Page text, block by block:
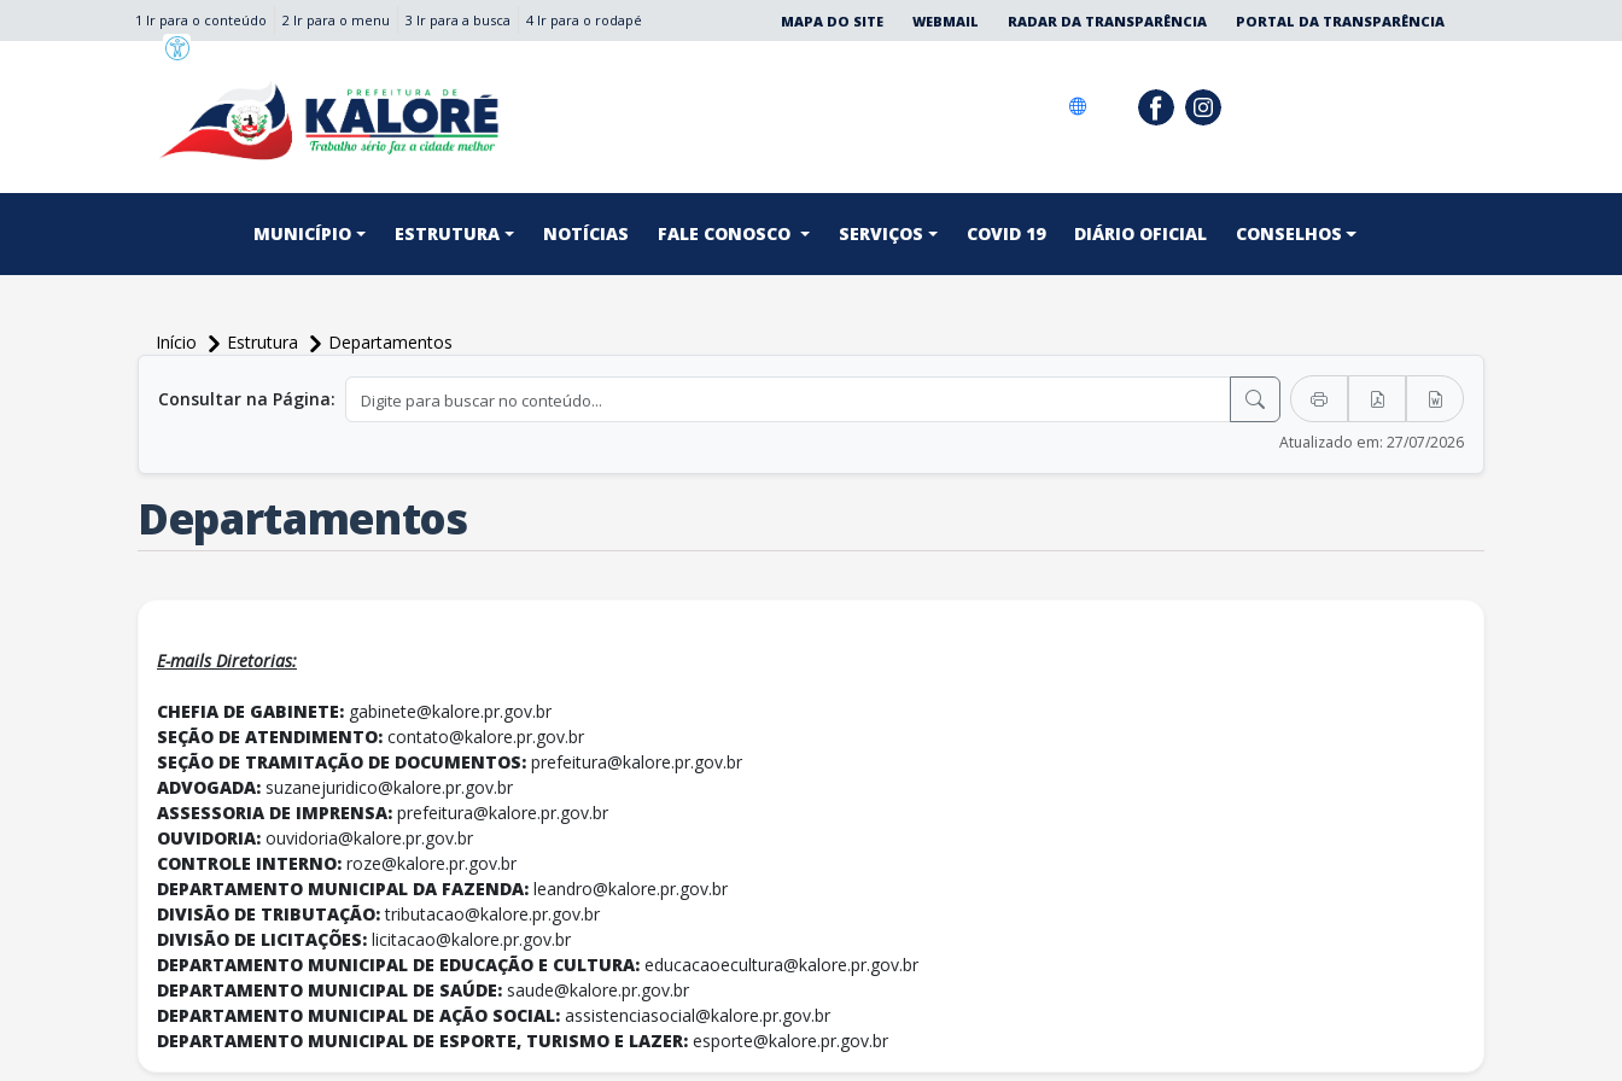
1 Ir para o conteúdo 2 Ir para o menu 3 Ir para a busca 4 Ir para o rodapé MAPA DO SITE WEBMAIL RADAR DA TRANSPARÊNCIA PORTAL DA TRANSPARÊNCIA
MUNICÍPIO ESTRUTURA NOTÍCIAS FALE CONOSCO SERVIÇOS COVID 19 DIÁRIO OFICIAL CONSELHOS
Início Estrutura
Departamentos
Consultar na Página:
Atualizado em: 27/07/2026
Departamentos
E-mails Diretorias:
CHEFIA DE GABINETE: gabinete@kalore.pr.gov.br
SEÇÃO DE ATENDIMENTO: contato@kalore.pr.gov.br
SEÇÃO DE TRAMITAÇÃO DE DOCUMENTOS: prefeitura@kalore.pr.gov.br
ADVOGADA: suzanejuridico@kalore.pr.gov.br
ASSESSORIA DE IMPRENSA: prefeitura@kalore.pr.gov.br
OUVIDORIA: ouvidoria@kalore.pr.gov.br
CONTROLE INTERNO: roze@kalore.pr.gov.br
DEPARTAMENTO MUNICIPAL DA FAZENDA: leandro@kalore.pr.gov.br
DIVISÃO DE TRIBUTAÇÃO:tributacao@kalore.pr.gov.br
DIVISÃO DE LICITAÇÕES: licitacao@kalore.pr.gov.br
DEPARTAMENTO MUNICIPAL DE EDUCAÇÃO E CULTURA: educacaoecultura@kalore.pr.gov.br
DEPARTAMENTO MUNICIPAL DE SAÚDE: saude@kalore.pr.gov.br
DEPARTAMENTO MUNICIPAL DE AÇÃO SOCIAL: assistenciasocial@kalore.pr.gov.br
DEPARTAMENTO MUNICIPAL DE ESPORTE, TURISMO E LAZER: esporte@kalore.pr.gov.br